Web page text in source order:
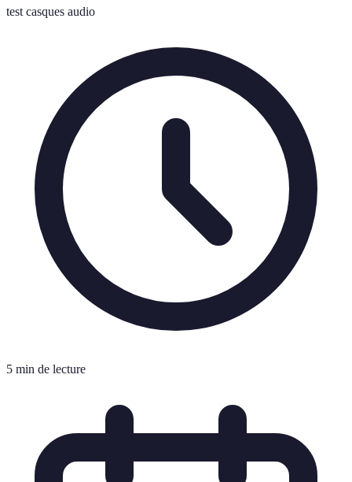
test casques audio
5 min de lecture